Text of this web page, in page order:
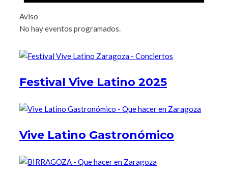
Aviso
No hay eventos programados.
Festival Vive Latino 2025
Vive Latino Gastronómico